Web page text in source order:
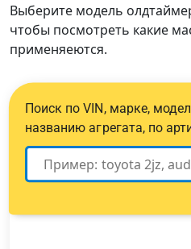
Выберите модель
чтобы посмотреть какие
применяеются.
Поиск по VIN, марке,
названию агрегата, по